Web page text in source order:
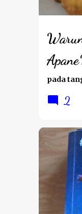
n
pada
2
REVIEW